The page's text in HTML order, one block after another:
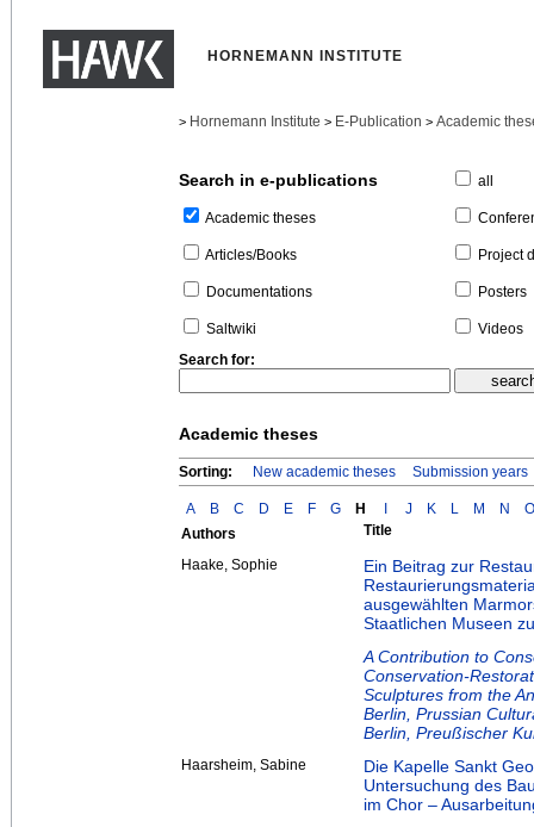
HORNEMANN INSTITUTE
> Hornemann Institute > E-Publication > Academic
Search in e-publications
Academic theses
Articles/Books
Documentations
Saltwiki
all
Project
Posters
Videos
Search for:
Academic theses
Sorting: New academic theses Submission years
A B C D E F G H J K L M N
O
Authors
Title
Haake, Sophie
Ein Beitrag zur
ausgewählten
Staatlichen Museen
A Contribution to
Conservation-
Sculptures from the
Berlin, Prussian
Berlin, Preußischer
Haarsheim, Sabine
Die Kapelle Sankt
Untersuchung des
im Chor –